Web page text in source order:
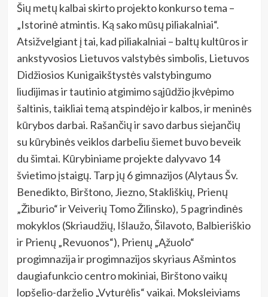
Šių metų kalbai skirto projekto konkurso tema –
„Istorinė atmintis. Ką sako mūsų piliakalniai“.
Atsižvelgiant į tai, kad piliakalniai – baltų kultūros ir
ankstyvosios Lietuvos valstybės simbolis, Lietuvos
Didžiosios Kunigaikštystės valstybingumo
liudijimas ir tautinio atgimimo sąjūdžio įkvėpimo
šaltinis, taikliai temą atspindėjo ir kalbos, ir meninės
kūrybos darbai. Rašančių ir savo darbus siejančių
su kūrybinės veiklos darbeliu šiemet buvo beveik
du šimtai. Kūrybiniame projekte dalyvavo 14
švietimo įstaigų. Tarp jų 6 gimnazijos (Alytaus Šv.
Benedikto, Birštono, Jiezno, Stakliškių, Prienų
„Žiburio“ ir Veiverių Tomo Žilinsko), 5 pagrindinės
mokyklos (Skriaudžių, Išlaužo, Šilavoto, Balbieriškio
ir Prienų „Revuonos“), Prienų „Ąžuolo“
progimnazija ir progimnazijos skyriaus Ašmintos
daugiafunkcio centro mokiniai, Birštono vaikų
lopšelio-darželio „Vyturėlis“ vaikai. Moksleiviams